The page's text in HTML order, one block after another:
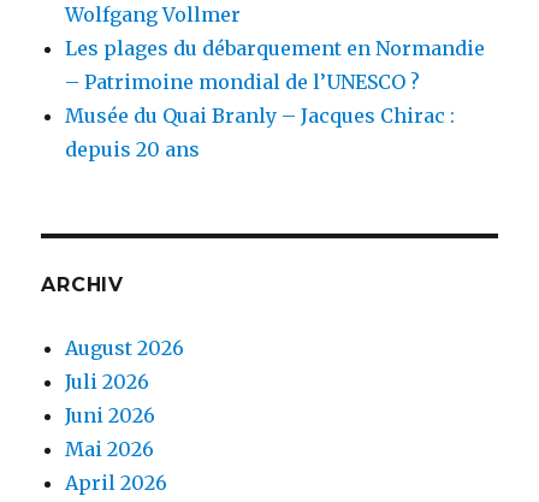
Wolfgang Vollmer
Les plages du débarquement en Normandie
– Patrimoine mondial de l’UNESCO ?
Musée du Quai Branly – Jacques Chirac :
depuis 20 ans
ARCHIV
August 2026
Juli 2026
Juni 2026
Mai 2026
April 2026